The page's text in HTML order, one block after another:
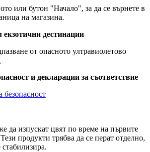
или бутон "Начало", за да се върнете в
на магазина.
дестинации
от опасното ултравиолетово
и декларации за съответствие
безопасност
да изпускат цвят по време на първите
продукти трябва да се перат отделно,